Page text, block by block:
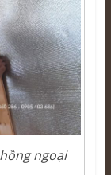
ngoại